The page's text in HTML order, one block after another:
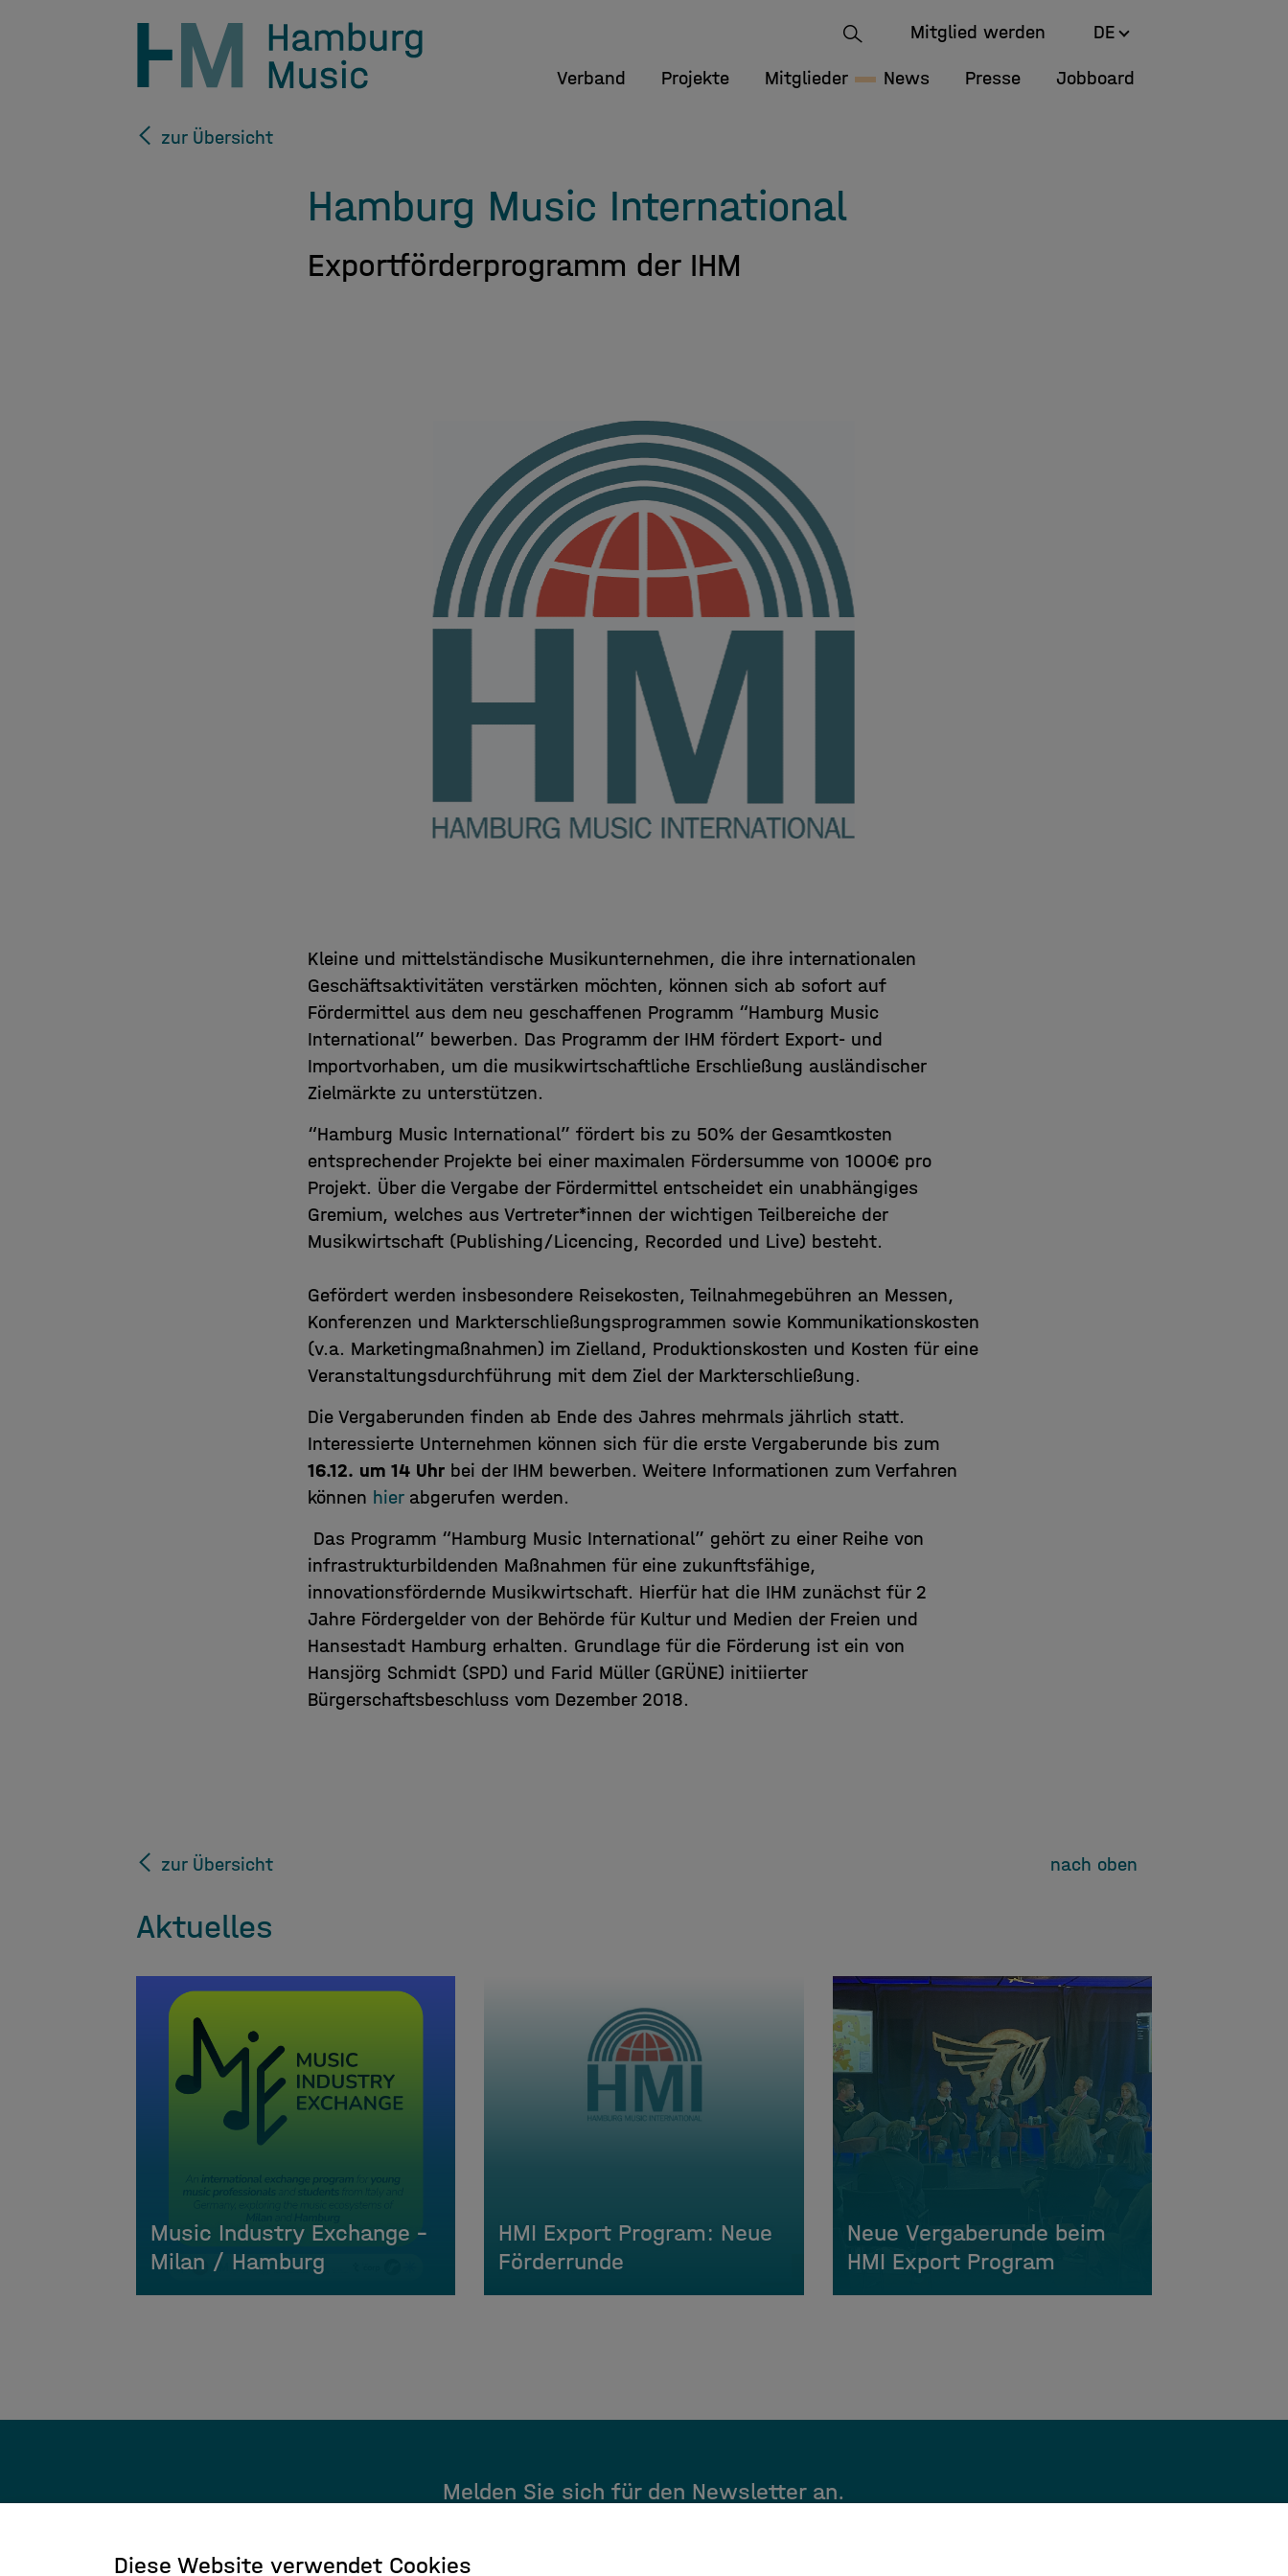
Mitglied werden DE
Verband Projekte Mitglieder News Presse Jobboard
zur Übersicht
Hamburg Music International
Exportförderprogramm der IHM
Kleine und mittelständische Musikunternehmen, die ihre internationalen
Geschäftsaktivitäten verstärken möchten, können sich ab sofort auf
Fördermittel aus dem neu geschaffenen Programm “Hamburg Music
International” bewerben. Das Programm der IHM fördert Export- und
Importvorhaben, um die musikwirtschaftliche Erschließung ausländischer
Zielmärkte zu unterstützen.
“Hamburg Music International” fördert bis zu 50% der Gesamtkosten
entsprechender Projekte bei einer maximalen Fördersumme von 1000€ pro
Projekt. Über die Vergabe der Fördermittel entscheidet ein unabhängiges
Gremium, welches aus Vertreter*innen der wichtigen Teilbereiche der
Musikwirtschaft (Publishing/Licencing, Recorded und Live) besteht.
Gefördert werden insbesondere Reisekosten, Teilnahmegebühren an Messen,
Konferenzen und Markterschließungsprogrammen sowie Kommunikationskosten
(v.a. Marketingmaßnahmen) im Zielland, Produktionskosten und Kosten für eine
Veranstaltungsdurchführung mit dem Ziel der Markterschließung.
Die Vergaberunden finden ab Ende des Jahres mehrmals jährlich statt.
Interessierte Unternehmen können sich für die erste Vergaberunde bis zum
16.12. um 14 Uhr bei der IHM bewerben. Weitere Informationen zum Verfahren
können hierabgerufen werden.
Das Programm “Hamburg Music International” gehört zu einer Reihe von
infrastrukturbildenden Maßnahmen für eine zukunftsfähige,
innovationsfördernde Musikwirtschaft. Hierfür hat die IHM zunächst für 2
Jahre Fördergelder von der Behörde für Kultur und Medien der Freien und
Hansestadt Hamburg erhalten. Grundlage für die Förderung ist ein von
Hansjörg Schmidt (SPD) und Farid Müller (GRÜNE) initiierter
Bürgerschaftsbeschluss vom Dezember 2018.
zur Übersicht nach oben
Aktuelles
Music Industry Exchange –
Milan / Hamburg
HMI Export Program: Neue
Förderrunde
Neue Vergaberunde beim
HMI Export Program
Melden Sie sich für den Newsletter an.
Diese Website verwendet Cookies